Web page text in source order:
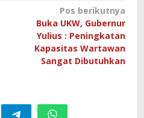
Pos berikutnya
Buka UKW, Gubernur
Yulius : Peningkatan
Kapasitas Wartawan
Sangat Dibutuhkan